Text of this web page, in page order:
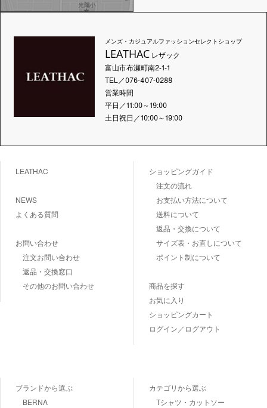
メンズ・カジュアルファッションセレクトショップ
LEATHACレザック
富山市布瀬町南2-1-1
TEL／076-407-0288
営業時間
平日／11:00～19:00
土日祝日／10:00～19:00
LEATHAC
NEWS
よくある質問
お問い合わせ
注文お問い合わせ
返品・交換窓口
その他のお問い合わせ
ショッピングガイド
注文の流れ
お支払い方法について
送料について
返品・交換について
サイズ表・お直しについて
ポイント制について
商品を探す
お気に入り
ショッピングカート
ログイン／ログアウト
ブランドから選ぶ
BERNA
カテゴリから選ぶ
Tシャツ・カットソー